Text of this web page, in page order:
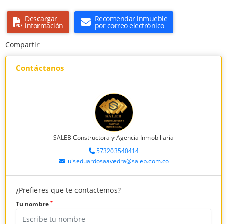
Descargar
información
Recomendar inmueble
por correo electrónico
Compartir
Contáctanos
SALEB Constructora y Agencia Inmobiliaria
573203540414
luiseduardosaavedra@saleb.com.co
¿Prefieres que te contactemos?
Tu nombre *